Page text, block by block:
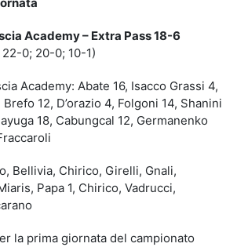
Academy – Extra Pass 18-6
0; 20-0; 10-1)
Academy: Abate 16, Isacco Grassi 4,
12, D’orazio 4, Folgoni 14, Shanini
18, Cabungcal 12, Germanenko
Bellivia, Chirico, Girelli, Gnali,
Papa 1, Chirico, Vadrucci,
la prima giornata del campionato